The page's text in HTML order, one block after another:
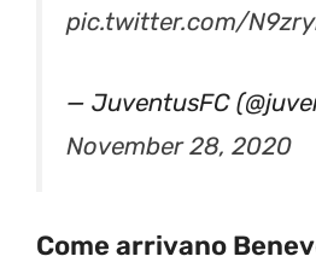
pic.twitter.com/
— JuventusFC
November 28, 2020
Come arrivano